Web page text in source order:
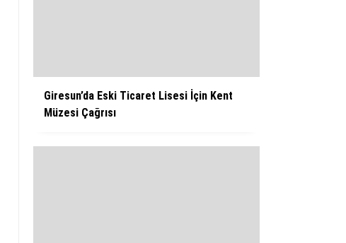
Giresun’da Eski Ticaret Lisesi İçin Kent
Müzesi Çağrısı